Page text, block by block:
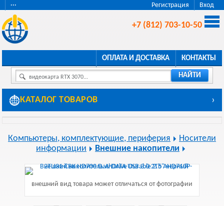
Регистрация Вход
···
+7 (812) 703-10-50
ОПЛАТА И ДОСТАВКА КОНТАКТЫ
видеокарта RTX 3070... НАЙТИ
КАТАЛОГ ТОВАРОВ ›
Компьютеры, комплектующие, периферия
Носители
информации
Внешние накопители
внешний вид товара может отличаться от фотографии